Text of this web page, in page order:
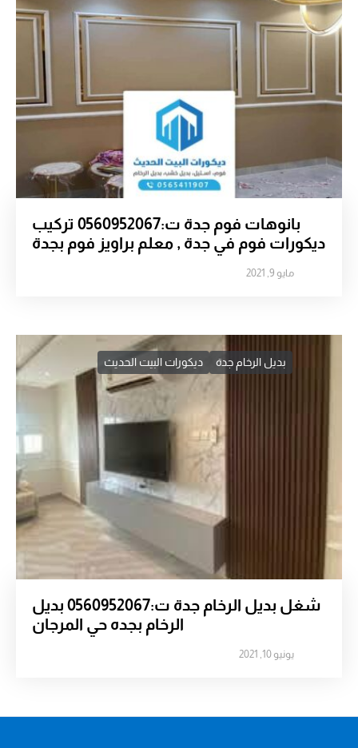
بانوهات فوم جدة ت:0560952067 تركيب
ديكورات فوم في جدة , معلم براويز فوم بجدة
مايو 9, 2021
بديل الرخام جدة ديكورات البيت الحديث
شغل بديل الرخام جدة ت:0560952067 بديل
الرخام بجده حي المرجان
يونيو 10, 2021